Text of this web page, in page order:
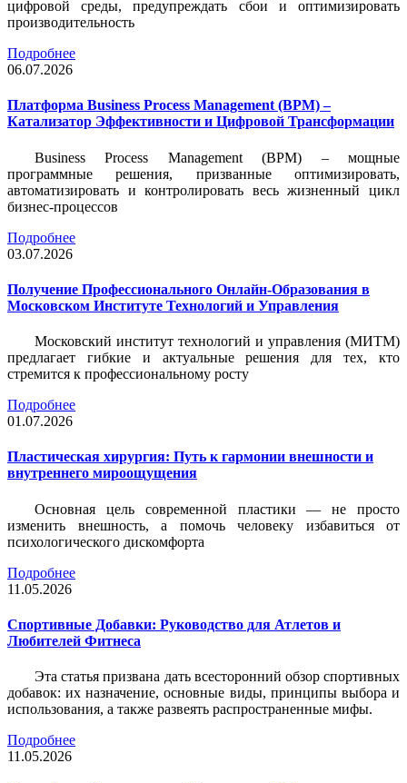
цифровой среды, предупреждать сбои и оптимизировать
производительность
Подробнее
06.07.2026
Платформа Business Process Management (BPM) –
Катализатор Эффективности и Цифровой Трансформации
Business Process Management (BPM) – мощные
программные решения, призванные оптимизировать,
автоматизировать и контролировать весь жизненный цикл
бизнес-процессов
Подробнее
03.07.2026
Получение Профессионального Онлайн-Образования в
Московском Институте Технологий и Управления
Московский институт технологий и управления (МИТМ)
предлагает гибкие и актуальные решения для тех, кто
стремится к профессиональному росту
Подробнее
01.07.2026
Пластическая хирургия: Путь к гармонии внешности и
внутреннего мироощущения
Основная цель современной пластики — не просто
изменить внешность, а помочь человеку избавиться от
психологического дискомфорта
Подробнее
11.05.2026
Спортивные Добавки: Руководство для Атлетов и
Любителей Фитнеса
Эта статья призвана дать всесторонний обзор спортивных
добавок: их назначение, основные виды, принципы выбора и
использования, а также развеять распространенные мифы.
Подробнее
11.05.2026